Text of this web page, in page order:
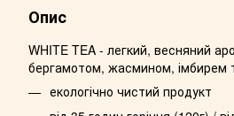
Опис
WHITE TEA - легкий, весняний
бергамотом, жасмином, імбирем
екологічно чистий продукт